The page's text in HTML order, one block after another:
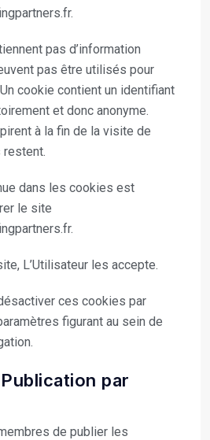
pas d’information
pas être utilisés pour
cookie contient un identifiant
et donc anonyme.
à la fin de la visite de
restent.
dans les cookies est
le site
L’Utilisateur les accepte.
ces cookies par
figurant au sein de
par
de publier les